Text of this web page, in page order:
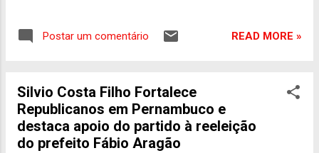
exportação de novos produtos. A Masterboi
lideranças políticas e deputados, marcando
falou sobre a filiação de sua esposa, Sandra
Paes, ao Republicanos. Sandra, que
atualmente ocupa o cargo de prefeita na
cidade de Canhotinho, decidiu se filiar ao
Postar um comentário READ MORE »
Silvio Costa Filho Fortalece
Republicanos em Pernambuco e
destaca apoio do partido à reeleição
do prefeito Fábio Aragão